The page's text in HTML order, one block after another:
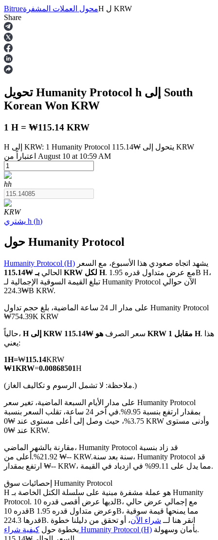
العقود الآجلة
العقود الآجلة USDT
العقود الآجلة لـ COIN-M
العقود الآجلة للعملات المشفرة
TradFi
مشتقات الأسهم والعملات الأجنبية والمعادن الثمينة والسلع
العقود الآجلة باستخدام USDC كضمان
Bitrueمحول العملات المشفرةH ل KRW
Share
تحويل Humanity Protocol h
Korean Won KRW
1 H = ₩115.14 KRW
H إلى KRW: 1 Humanity Protocol يتحول إلى ₩115.14 KRW
اعتباراً من August 10 at 10:59 AM
hh
KRW
يشتري h (h)
حول Humanity Protocol
Humanity Protocol (H)
الحالي
بـ ₩115.14 KRW لكل H. مع عرض متداول قدره 1.95B H،
تبلغ القيمة السوقية الإجمالية لـ Humanity Protocol الآن حوالي
₩224.3B KRW.
على مدار الـ 24 ساعة الماضية، بلغ حجم تداول Humanity Protocol
₩754.39K KRW
حالياً، H إلى KRW سعر الصرف هو ₩115.14 KRW مقابل 1 H. هذا
يعني:
1H=₩115.14KRW
₩1KRW=0.00868501H
(ملاحظة: لا تشمل الرسوم و تكاليف الغاز.)
على مدار الأيام السبعة الماضية، تغير سعر Humanity Protocol
بمقدار ارتفع بنسبة 9.95%.
في آخر 24 ساعة، تقلب السعر بنسبة
3.75%، حيث وصل إلى أعلى مستوى عند ₩0 KRW وأدنى مستوى
عند ₩0 KRW.
مقارنة بالشهر الماضي، Humanity Protocol قد زاد بنسبة
21.92%.أعلى من ₩-- KRW.سنة بعد سنة، Humanity Protocol قد
ارتفع بمقدار ₩-- KRW، مما يدل على 99.11% في ازدياد في القيمة.
إحصائيات سوق Humanity Protocol
H هو عملة مشفرة مبنية على سلسلة الكتل الخاصة بـ Humanity
Protocol. لديها عرض أقصى قدره 10B، مع إجمالي عرض حالي
قدره 10B وعرض متداول قدره 1.95B، مما يمنحها قيمة سوقية
قدرها 224.3B. انقر هنا لــ شراء الآن، أو تحقق من دليلنا خطوة
بخطوة حول كيفية شراء Humanity Protocol (H)
بأمان وسهولة.